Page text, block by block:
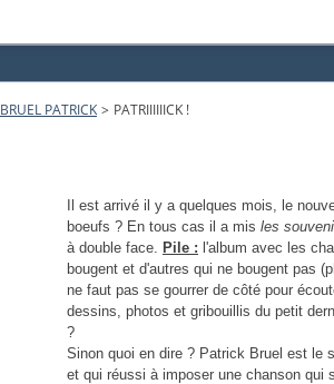
BRUEL PATRICK > PATRIIIIIICK !
Il est arrivé il y a quelques mois, le
boeufs ? En tous cas il a mis les
à double face. Pile : l'album avec les
bougent et d'autres qui ne bougent pas
ne faut pas se gourrer de côté pour
dessins, photos et gribouillis du petit
?
Sinon quoi en dire ? Patrick Bruel est le
et qui réussi à imposer une chanson qui